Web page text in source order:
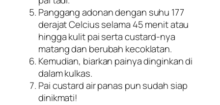
Panggang adonan dengan suhu 177
derajat Celcius selama 45 menit atau
hingga kulit pai sertacustard-nya
matang dan berubah kecoklatan.
Kemudian, biarkan painya dinginkan di
dalam kulkas.
Paicustardair panas pun sudah siap
dinikmati!